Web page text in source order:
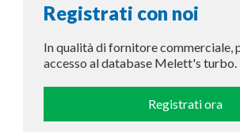
Registrati con noi
In qualità di fornitore commerciale,
accesso al database Melett's turbo.
Registrati ora